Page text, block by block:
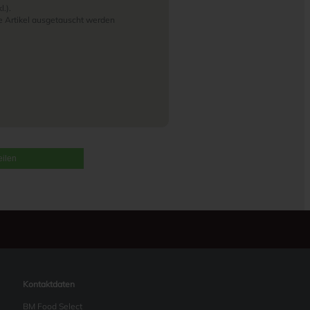
Artikel ausgetauscht werden
Kontaktdaten
BM Food Select